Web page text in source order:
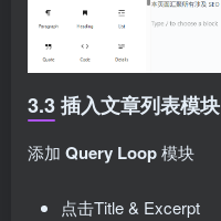
3.3 插入文章列表模块
添加 Query Loop模块
点击Title & Excerpt